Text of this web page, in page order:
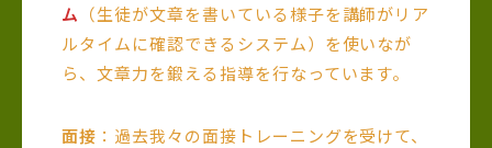
ム （生徒が文章を書いている様子を講師がリア
ルタイムに確認できるシステム）を使いなが
ら、文章力を鍛える指導を行なっています。
面接 ：過去我々の面接トレーニングを受けて、